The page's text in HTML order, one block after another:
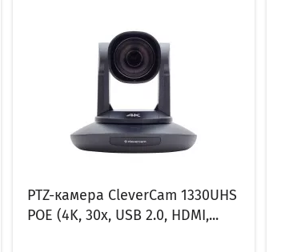
PTZ-камера CleverCam 1330UHS
POE (4K, 30x, USB 2.0, HDMI,...